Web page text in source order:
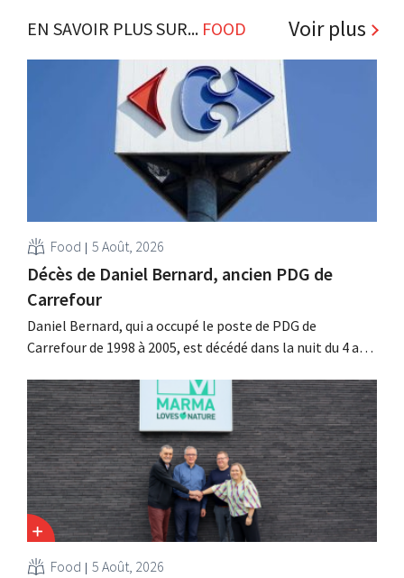
EN SAVOIR PLUS SUR... FOOD Voir plus
Food 5 Août, 2026
Décès de Daniel Bernard, ancien PDG de
Carrefour
Daniel Bernard, qui a occupé le poste de PDG de
Carrefour de 1998 à 2005, est décédé dans la nuit du 4 au 5
l'enseigne, mené à bien la fusion avec Promodès et
racheté GB, alors leader du marché belge.
Food 5 Août, 2026